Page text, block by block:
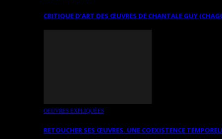
CRITIQUE D’ART DES ŒUVRES DE CHANTALE GUY
OEUVRES EXPLIQUÉES
RETOUCHER SES ŒUVRES. UNE COEXISTENCE